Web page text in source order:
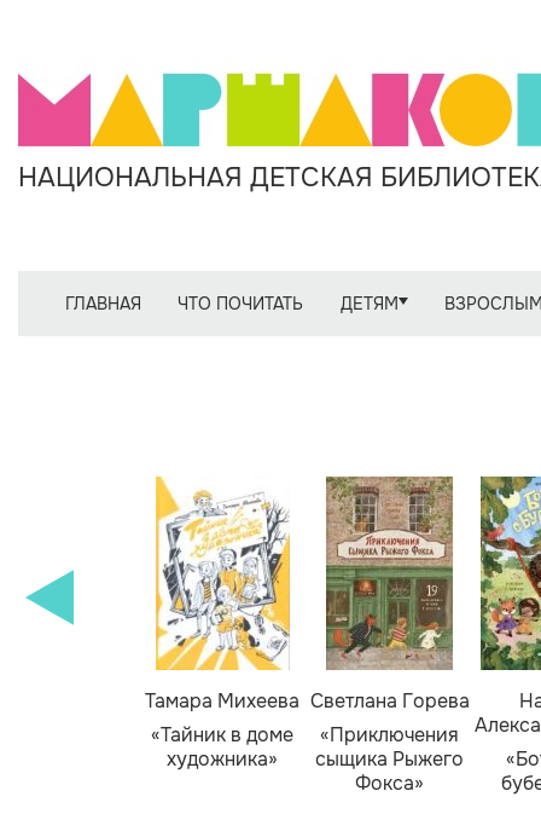
НАЦИОНАЛЬНАЯ ДЕТСКАЯ
ГЛАВНАЯ ЧТО ПОЧИТАТЬ ДЕТЯМ
Тамара Михеева
«Тайник в доме
художника»
Светлана Горева
«Приключения
сыщика Рыжего
Фокса»